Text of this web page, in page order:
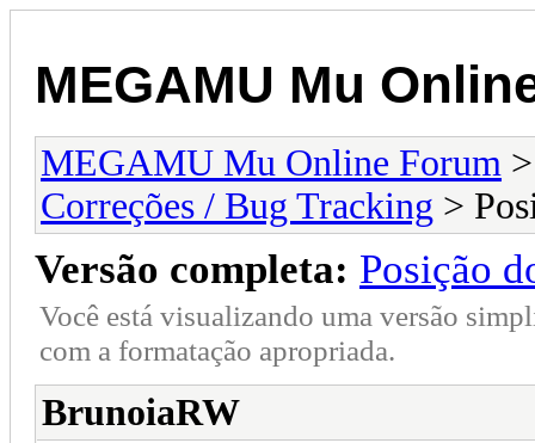
MEGAMU Mu
MEGAMU Mu Online Forum
Correções / Bug Tracking >
Versão completa: Posição
Você está visualizando uma versão
com a formatação apropriada.
BrunoiaRW